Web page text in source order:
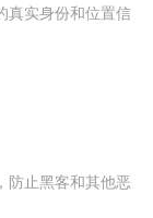
真实身份和位置信
防止黑客和其他恶